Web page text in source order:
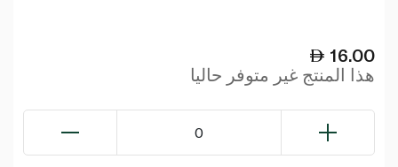
16.00
هذا المنتج غير متوفر حاليا
0